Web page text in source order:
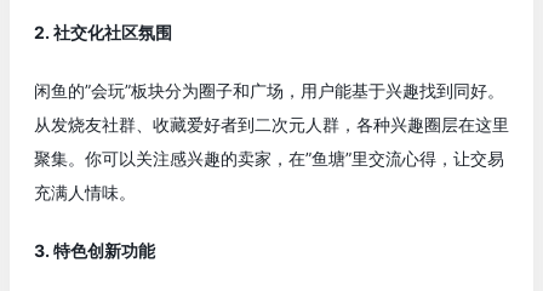
2. 社交化社区氛围
闲鱼的”会玩”板块分为圈子和广场，用户能基于兴趣找到同好。
从发烧友社群、收藏爱好者到二次元人群，各种兴趣圈层在这里
聚集。你可以关注感兴趣的卖家，在”鱼塘”里交流心得，让交易
充满人情味。
3. 特色创新功能